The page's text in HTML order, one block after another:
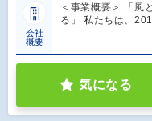
会社
概要
＜事業概要＞ 「風
る」 私たちは、
気になる